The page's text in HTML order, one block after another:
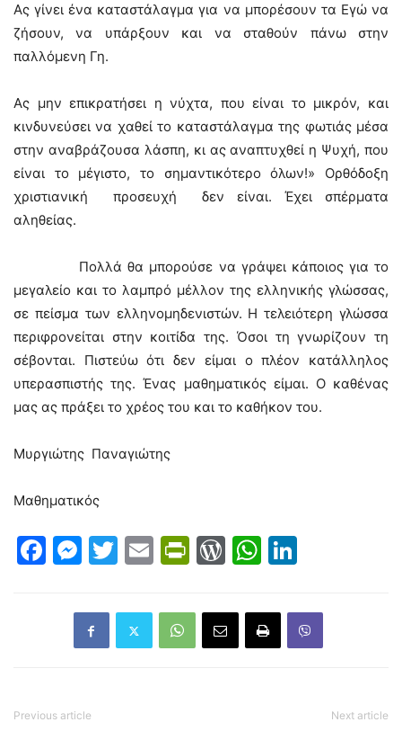
Ας γίνει ένα καταστάλαγμα για να μπορέσουν τα Εγώ να
ζήσουν, να υπάρξουν και να σταθούν πάνω στην
παλλόμενη Γη.
Ας μην επικρατήσει η νύχτα, που είναι το μικρόν, και
κινδυνεύσει να χαθεί το καταστάλαγμα της φωτιάς μέσα
στην αναβράζουσα λάσπη, κι ας αναπτυχθεί η Ψυχή, που
είναι το μέγιστο, το σημαντικότερο όλων!» Ορθόδοξη
χριστιανική προσευχή δεν είναι. Έχει σπέρματα
αληθείας.
Πολλά θα μπορούσε να γράψει κάποιος για το
μεγαλείο και το λαμπρό μέλλον της ελληνικής γλώσσας,
σε πείσμα των ελληνομηδενιστών. Η τελειότερη γλώσσα
περιφρονείται στην κοιτίδα της. Όσοι τη γνωρίζουν τη
σέβονται. Πιστεύω ότι δεν είμαι ο πλέον κατάλληλος
υπερασπιστής της. Ένας μαθηματικός είμαι. Ο καθένας
μας ας πράξει το χρέος του και το καθήκον του.
Μυργιώτης Παναγιώτης
Μαθηματικός
Facebook
Messenger
Twitter
EmailPrintFriendly
WordPress
WhatsApp
Previous article Next article